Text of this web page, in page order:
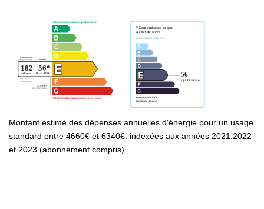
Montant estimé des dépenses annuelles d'énergie pour un usage
standard entre 4660€ et 6340€. indexées aux années 2021,2022
et 2023 (abonnement compris).